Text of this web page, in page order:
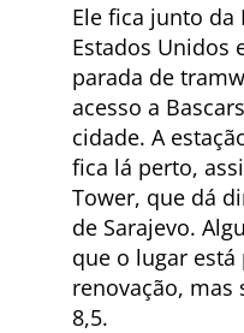
Ele fica junto da
Estados Unidos
parada de
acesso a
cidade. A
fica lá perto,
Tower, que dá
de Sarajevo.
que o lugar
renovação, mas
8,5.